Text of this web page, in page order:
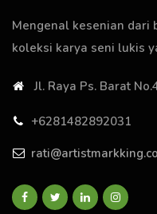
Mengenal kesenian dari
koleksi karya seni lukis
Jl. Raya Ps. Barat
+6281482892031